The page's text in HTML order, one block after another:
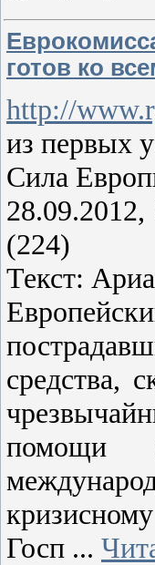
готов ко
http://
из первых
Сила
(224)
Текст:
средства,
помощи
Госп ...